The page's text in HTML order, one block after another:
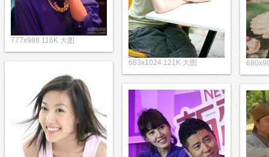
777x988 116K 大图
683x1024 121K 大图